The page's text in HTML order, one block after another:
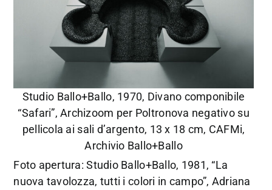
Studio Ballo+Ballo, 1970, Divano componibile
“Safari”, Archizoom per Poltronova negativo su
pellicola ai sali d’argento, 13 x 18 cm, CAFMi,
Archivio Ballo+Ballo
Foto apertura: Studio Ballo+Ballo, 1981, “La
nuova tavolozza, tutti i colori in campo”, Adriana